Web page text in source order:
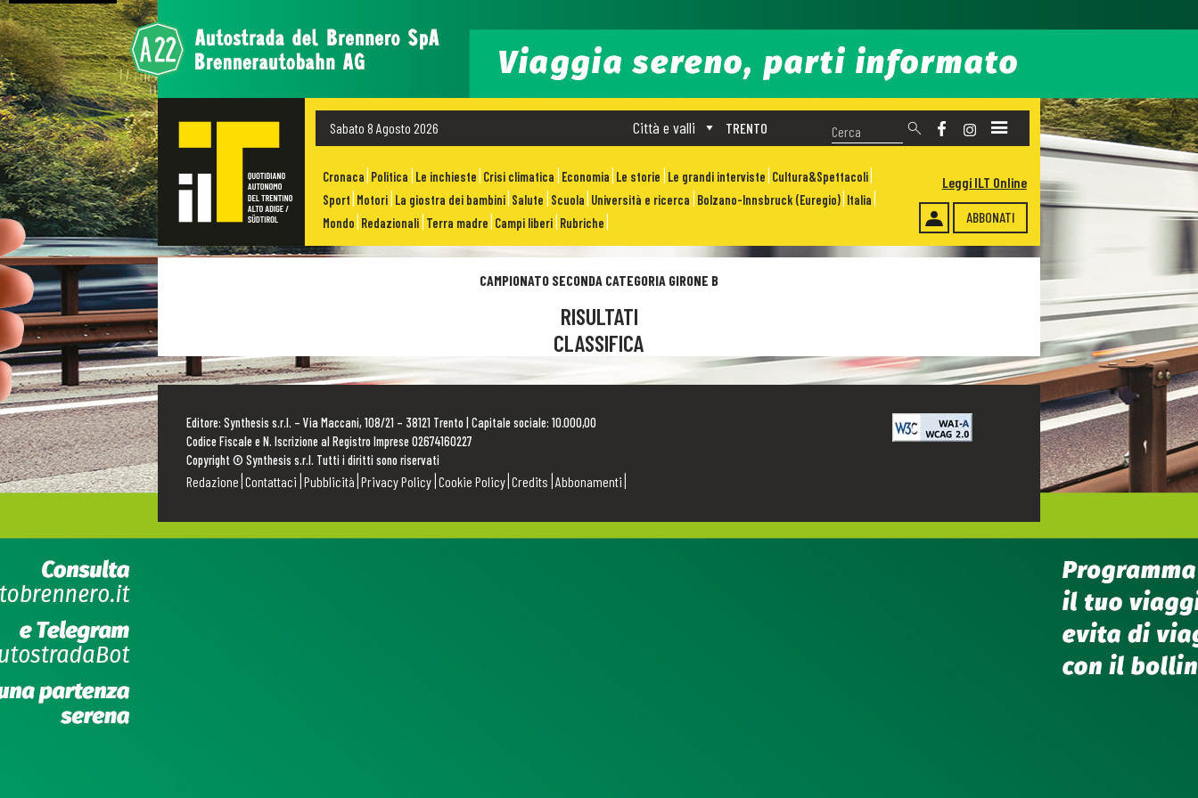
Sabato 8 Agosto 2026 TRENTO
Città e valli
Cronaca Politica Le inchieste Crisi climatica Economia Le storie Le grandi interviste Cultura&Spettacoli
Sport Motori La giostra dei bambini Salute Scuola Università e ricerca Bolzano-Innsbruck (Euregio) Italia
Mondo Redazionali Terra madre Campi liberi Rubriche ABBONATI
Leggi ILT Online
CAMPIONATO SECONDA CATEGORIA GIRONE B
RISULTATI
CLASSIFICA
Editore: Synthesis s.r.l. – Via Maccani, 108/21 – 38121 Trento | Capitale sociale: 10.000,00
Codice Fiscale e N. Iscrizione al Registro Imprese 02674160227
Copyright © Synthesis s.r.l. Tutti i diritti sono riservati
Redazione Contattaci Pubblicità Privacy Policy Cookie Policy Credits Abbonamenti